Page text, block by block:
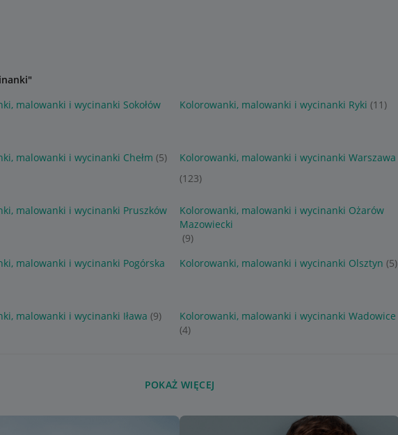
malowanki i wycinanki Sokołów
Kolorowanki, malowanki i wycinanki Ryki (11)
malowanki i wycinanki Chełm (5)
Kolorowanki, malowanki i wycinanki Warszawa
(123)
malowanki i wycinanki Pruszków
Kolorowanki, malowanki i wycinanki Ożarów
Mazowiecki
(9)
malowanki i wycinanki Pogórska
Kolorowanki, malowanki i wycinanki Olsztyn (5)
malowanki i wycinanki Iława (9)
Kolorowanki, malowanki i wycinanki Wadowice
(4)
POKAŻ WIĘCEJ